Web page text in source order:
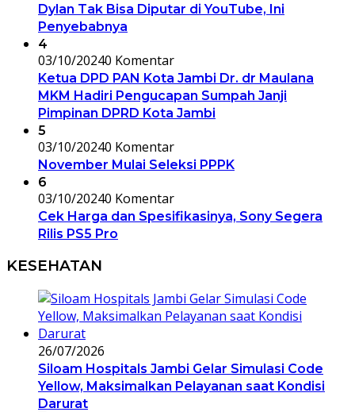
Dylan Tak Bisa Diputar di YouTube, Ini
Penyebabnya
4
03/10/20240 Komentar
Ketua DPD PAN Kota Jambi Dr. dr Maulana
MKM Hadiri Pengucapan Sumpah Janji
Pimpinan DPRD Kota Jambi
5
03/10/20240 Komentar
November Mulai Seleksi PPPK
6
03/10/20240 Komentar
Cek Harga dan Spesifikasinya, Sony Segera
Rilis PS5 Pro
KESEHATAN
26/07/2026
Siloam Hospitals Jambi Gelar Simulasi Code
Yellow, Maksimalkan Pelayanan saat Kondisi
Darurat